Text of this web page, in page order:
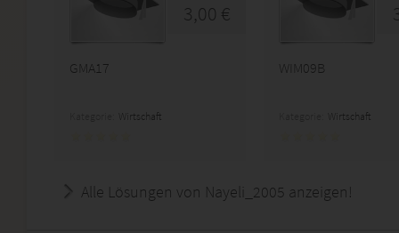
3,00 €
GMA17
Wirtschaft
WIM09B
Wirtschaft
Alle Lösungen von Nayeli_2005 anzeigen!